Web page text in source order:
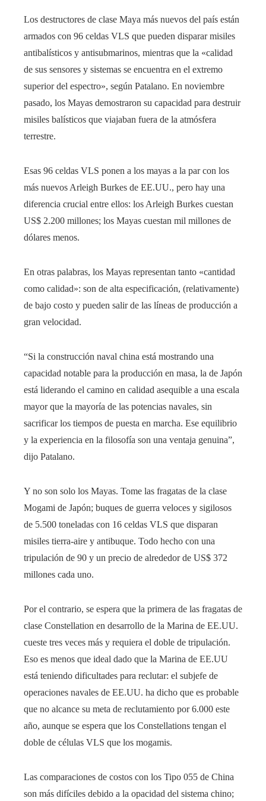
Los destructores de clase Maya más nuevos del país están
armados con 96 celdas VLS que pueden disparar misiles
antibalísticos y antisubmarinos, mientras que la «calidad
de sus sensores y sistemas se encuentra en el extremo
superior del espectro», según Patalano. En noviembre
pasado, los Mayas demostraron su capacidad para destruir
misiles balísticos que viajaban fuera de la atmósfera
terrestre.
Esas 96 celdas VLS ponen a los mayas a la par con los
más nuevos Arleigh Burkes de EE.UU., pero hay una
diferencia crucial entre ellos: los Arleigh Burkes cuestan
US$ 2.200 millones; los Mayas cuestan mil millones de
dólares menos.
En otras palabras, los Mayas representan tanto «cantidad
como calidad»: son de alta especificación, (relativamente)
de bajo costo y pueden salir de las líneas de producción a
gran velocidad.
“Si la construcción naval china está mostrando una
capacidad notable para la producción en masa, la de Japón
está liderando el camino en calidad asequible a una escala
mayor que la mayoría de las potencias navales, sin
sacrificar los tiempos de puesta en marcha. Ese equilibrio
y la experiencia en la filosofía son una ventaja genuina”,
dijo Patalano.
Y no son solo los Mayas. Tome las fragatas de la clase
Mogami de Japón; buques de guerra veloces y sigilosos
de 5.500 toneladas con 16 celdas VLS que disparan
misiles tierra-aire y antibuque. Todo hecho con una
tripulación de 90 y un precio de alrededor de US$ 372
millones cada uno.
Por el contrario, se espera que la primera de las fragatas de
clase Constellation en desarrollo de la Marina de EE.UU.
cueste tres veces más y requiera el doble de tripulación.
Eso es menos que ideal dado que la Marina de EE.UU
está teniendo dificultades para reclutar: el subjefe de
operaciones navales de EE.UU. ha dicho que es probable
que no alcance su meta de reclutamiento por 6.000 este
año, aunque se espera que los Constellations tengan el
doble de células VLS que los mogamis.
Las comparaciones de costos con los Tipo 055 de China
son más difíciles debido a la opacidad del sistema chino;